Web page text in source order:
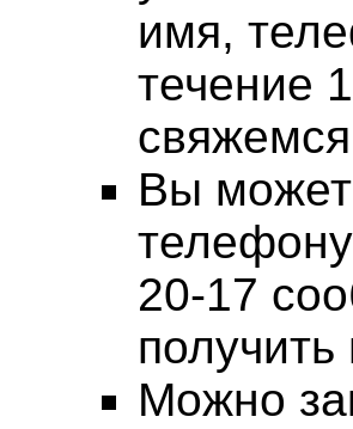
имя,
течение
Вы
20-17
Можно